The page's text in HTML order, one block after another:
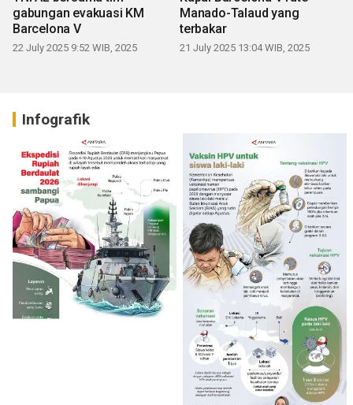
gabungan evakuasi KM
Barcelona V
22 July 2025 9:52 WIB, 2025
Manado-Talaud yang
terbakar
21 July 2025 13:04 WIB, 2025
Infografik